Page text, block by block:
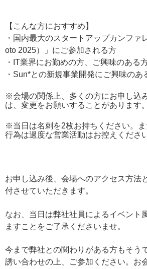
【こんな方におすすめ】
・ 国内最大のスタートアップカンファ
oto 2025）」にご参加される方
・IT業界にお勤めの方、ご興味のある
・Sun*との新規事業開発にご興味のあ
※会場の関係上、多くの方にお申し込
は、変更をお願いすることがあります。
※当日は名刺を2枚お持ちください。
行為は過度な営業活動はお控えください
お申し込み後、会場へのアクセス方法
付させていただきます。
なお、当日は弊社社員によるイベント
ますことをご了承くださいませ。
今まで弊社との関わりがある方もそう
誘い合わせの上、ご参加ください。お